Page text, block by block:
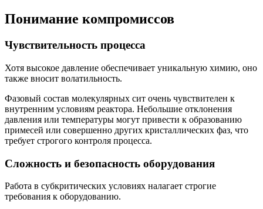
Понимание компромиссов
Чувствительность процесса
Хотя высокое давление обеспечивает уникальную химию, оно
также вносит волатильность.
Фазовый состав молекулярных сит очень чувствителен к
внутренним условиям реактора. Небольшие отклонения
давления или температуры могут привести к образованию
примесей или совершенно других кристаллических фаз, что
требует строгого контроля процесса.
Сложность и безопасность оборудования
Работа в субкритических условиях налагает строгие
требования к оборудованию.